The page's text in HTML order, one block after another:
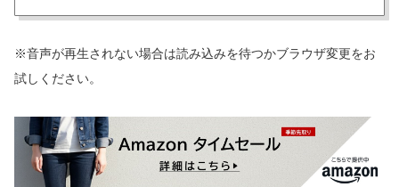
※音声が再生されない場合は読み込みを待つかブラウザ変更をお
試しください。